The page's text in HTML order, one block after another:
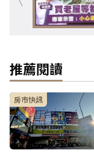
推薦閱讀
房市快訊